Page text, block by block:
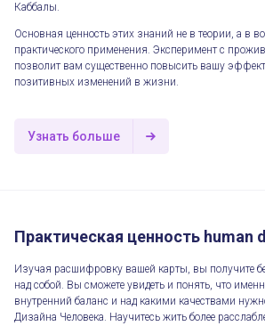
Каббалы.
Основная ценность этих знаний не в теории, а в
практического применения. Эксперимент с
позволит вам существенно повысить вашу
позитивных изменений в жизни.
Узнать больше
Практическая ценность human
Изучая расшифровку вашей карты, вы получите
над собой. Вы сможете увидеть и понять, что
внутренний баланс и над какими качествами
Дизайна Человека. Научитесь жить более